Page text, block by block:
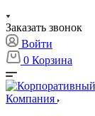
Заказать звонок
Войти
0 Корзина
Компания